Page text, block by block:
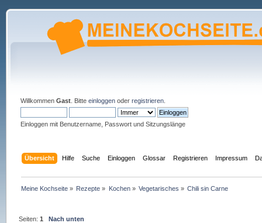
Willkommen Gast. Bitte einloggenoder registrieren.
Einloggen mit Benutzername, Passwort und Sitzungslänge
Übersicht Hilfe Suche Einloggen Glossar Registrieren Impressum
Meine Kochseite » Rezepte » Kochen» Vegetarisches » Chili sin Carne
Seiten:1 Nach unten